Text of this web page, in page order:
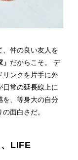
、仲の良い友人を
」 だからこそ。 デ
リンクを片手に外
常の延長線上に
を、等身大の自分
面白さだ。
LIFE